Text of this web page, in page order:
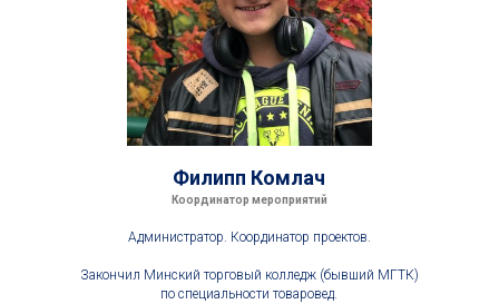
Филипп Комлач
Координатор мероприятий
Администратор. Координатор проектов.
Закончил Минский торговый колледж (бывший МГТК)
по специальности товаровед.